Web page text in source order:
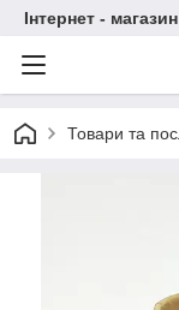
Інтернет -
Товари та